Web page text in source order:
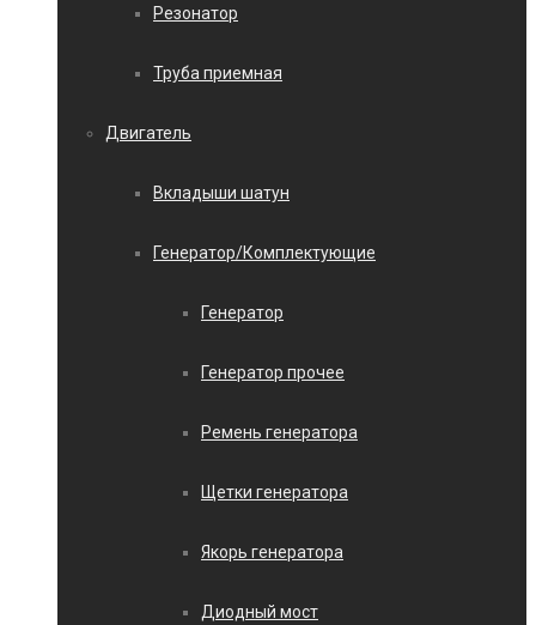
Резонатор
Труба приемная
Двигатель
Вкладыши шатун
Генератор/Комплектующие
Генератор
Генератор прочее
Ремень генератора
Щетки генератора
Якорь генератора
Диодный мост